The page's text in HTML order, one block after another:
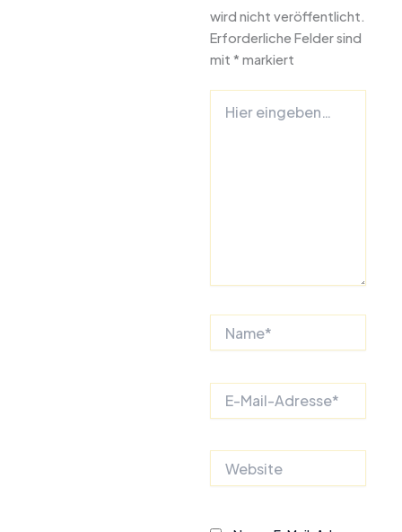
wird nicht veröffentlicht.
Erforderliche Felder sind
mit * markiert
eingeben…
Mail-